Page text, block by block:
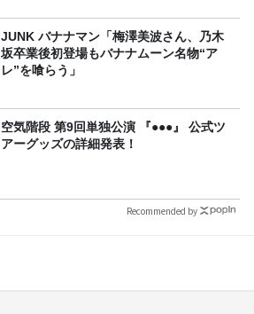
JUNK バナナマン「梅澤美波さん、乃木
坂卒業後初登場もバナナムーン名物“ア
レ”を喰らう」
空気階段 第9回単独公演 『●●●』 公式ツ
アーグッズの詳細発表！
Recommended by